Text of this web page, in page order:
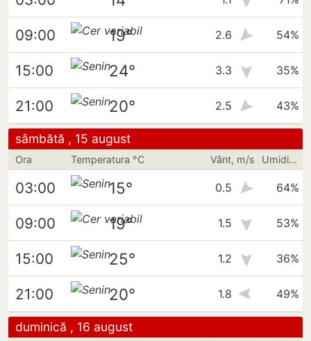
09:00 19° 2.6 54%
15:00 24° 3.3 35%
21:00 20° 2.5 43%
sâmbătă , 15 august
Ora Temperatura °C Vânt, m/s Umiditate
03:00 15° 0.5 64%
09:00 19° 1.5 53%
15:00 25° 1.2 36%
21:00 20° 1.8 49%
duminică , 16 august